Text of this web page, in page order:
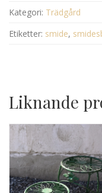
Kategori: Trädgård
Etiketter: smide,
Liknande